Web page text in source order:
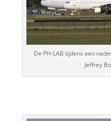
De PH-LAB tijdens een
Jeffrey